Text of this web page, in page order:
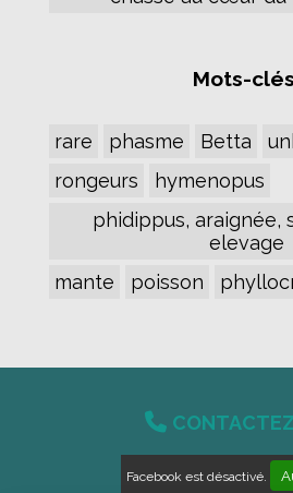
Mots-clés
rare phasme Betta
rongeurs
hymenopus
phidippus, araignée,
elevage
mante
poisson

Facebook est désactivé.